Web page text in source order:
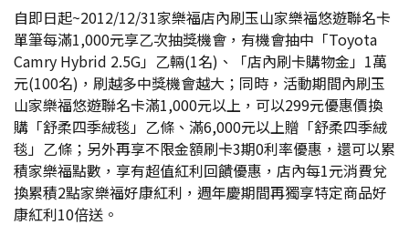
自即日起~2012/12/31家樂福店內刷玉山家樂福悠遊聯名卡
單筆每滿1,000元享乙次抽獎機會，有機會抽中「Toyota
Camry Hybrid 2.5G」乙輛(1名)、「店內刷卡購物金」1萬
元(100名)，刷越多中獎機會越大；同時，活動期間內刷玉
山家樂福悠遊聯名卡滿1,000元以上，可以299元優惠價換
購「舒柔四季絨毯」乙條、滿6,000元以上贈「舒柔四季絨
毯」乙條；另外再享不限金額刷卡3期0利率優惠，還可以累
積家樂福點數，享有超值紅利回饋優惠，店內每1元消費兌
換累積2點家樂福好康紅利，週年慶期間再獨享特定商品好
康紅利10倍送。